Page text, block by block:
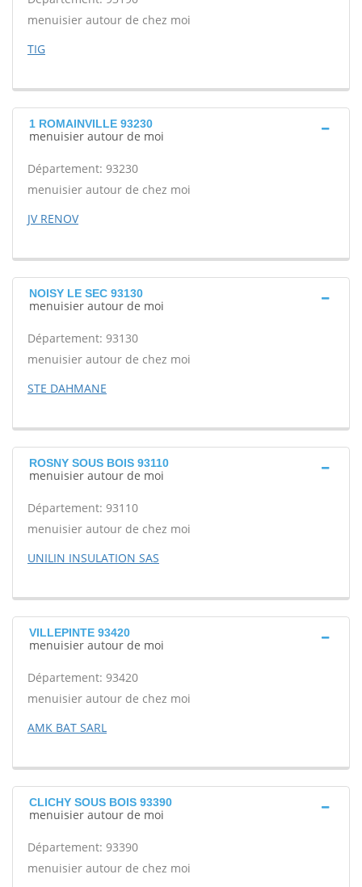
menuisier autour de chez moi
TIG
1 ROMAINVILLE 93230
menuisier autour de moi
Département: 93230
menuisier autour de chez moi
JV RENOV
NOISY LE SEC 93130
menuisier autour de moi
Département: 93130
menuisier autour de chez moi
STE DAHMANE
ROSNY SOUS BOIS 93110
menuisier autour de moi
Département: 93110
menuisier autour de chez moi
UNILIN INSULATION SAS
VILLEPINTE 93420
menuisier autour de moi
Département: 93420
menuisier autour de chez moi
AMK BAT SARL
CLICHY SOUS BOIS 93390
menuisier autour de moi
Département: 93390
menuisier autour de chez moi